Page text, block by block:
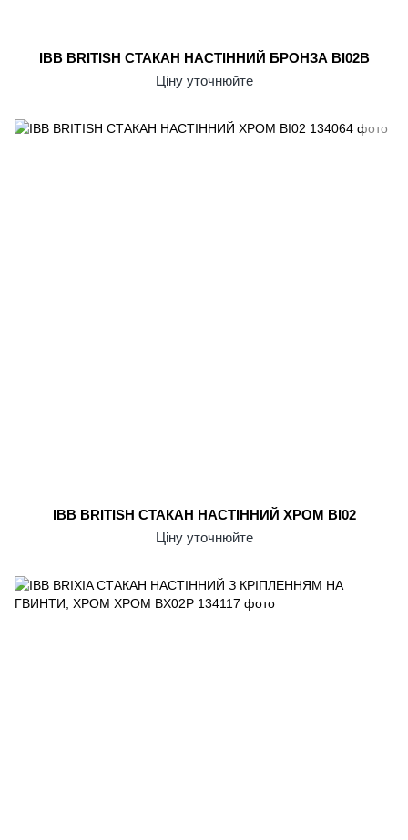
IBB BRITISH СТАКАН НАСТІННИЙ БРОНЗА BI02B
Ціну уточнюйте
IBB BRITISH СТАКАН НАСТІННИЙ ХРОМ BI02
Ціну уточнюйте